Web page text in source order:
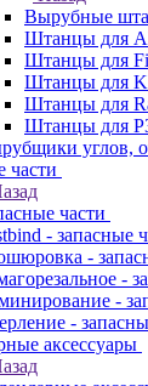
Вырубные
Штанцы для
Штанцы для
Штанцы для
Штанцы для
Штанцы для
углов,
части
части
- запасные
-
-
-
-
аксессуары